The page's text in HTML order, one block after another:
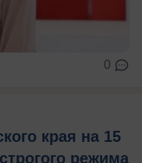
0
края на 15
режима